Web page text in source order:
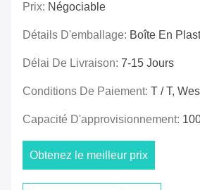
Prix: Négociable
Détails D'emballage: Boîte En
Délai De Livraison: 7-15 Jours
Conditions De Paiement: T / T,
Capacité D'approvisionnement:
Obtenez le meilleur prix